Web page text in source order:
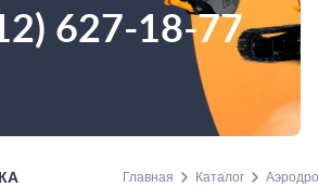
627-18-77
Главная Каталог